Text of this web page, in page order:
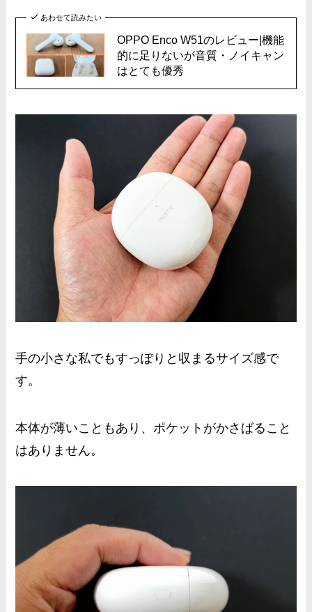
あわせて読みたい
OPPO Enco W51のレビュー|機能
的に足りないが音質・ノイキャン
はとても優秀
手の小さな私でもすっぽりと収まるサイズ感で
す。
本体が薄いこともあり、ポケットがかさばること
はありません。